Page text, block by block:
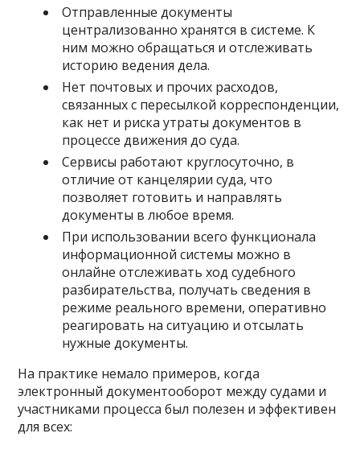
Отправленные документы
централизованно хранятся в системе. К
ним можно обращаться и отслеживать
историю ведения дела.
Нет почтовых и прочих расходов,
связанных с пересылкой корреспонденции,
как нет и риска утраты документов в
процессе движения до суда.
Сервисы работают круглосуточно, в
отличие от канцелярии суда, что
позволяет готовить и направлять
документы в любое время.
При использовании всего функционала
информационной системы можно в
онлайне отслеживать ход судебного
разбирательства, получать сведения в
режиме реального времени, оперативно
реагировать на ситуацию и отсылать
нужные документы.
На практике немало примеров, когда
электронный документооборот между судами и
участниками процесса был полезен и эффективен
для всех: